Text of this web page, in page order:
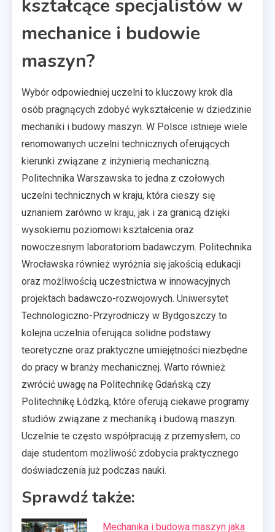
kształcące specjalistów w
mechanice i budowie
maszyn?
Wybór odpowiedniej uczelni to kluczowy krok dla
osób pragnących zdobyć wykształcenie w dziedzinie
mechaniki i budowy maszyn. W Polsce istnieje wiele
renomowanych uczelni technicznych oferujących
kierunki związane z inżynierią mechaniczną.
Politechnika Warszawska to jedna z czołowych
uczelni technicznych w kraju, która cieszy się
uznaniem zarówno w kraju, jak i za granicą dzięki
wysokiemu poziomowi kształcenia oraz
nowoczesnym laboratoriom badawczym. Politechnika
Wrocławska również wyróżnia się jakością edukacji
oraz możliwością uczestnictwa w innowacyjnych
projektach badawczo-rozwojowych. Uniwersytet
Technologiczno-Przyrodniczy w Bydgoszczy to
kolejna uczelnia oferująca solidne podstawy
teoretyczne oraz praktyczne umiejętności niezbędne
do pracy w branży mechanicznej. Warto również
zwrócić uwagę na Politechnikę Gdańską czy
Politechnikę Łódzką, które oferują ciekawe programy
studiów związane z mechaniką i budową maszyn.
Uczelnie te często współpracują z przemysłem, co
daje studentom możliwość zdobycia praktycznego
doświadczenia już podczas nauki.
Sprawdź także:
Mechanika i budowa maszyn jaka